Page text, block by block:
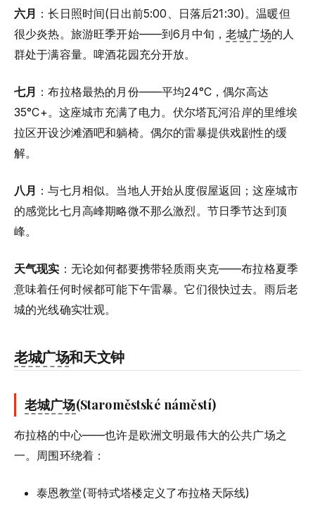
六月 ：长日照时间(日出前5:00、日落后21:30)。温暖但
很少炎热。旅游旺季开始——到6月中旬，老城广场的人
群处于满容量。啤酒花园充分开放。
七月 ：布拉格最热的月份——平均24°C，偶尔高达
35°C+。这座城市充满了电力。伏尔塔瓦河沿岸的里维埃
拉区开设沙滩酒吧和躺椅。偶尔的雷暴提供戏剧性的缓
解。
八月 ：与七月相似。当地人开始从度假屋返回；这座城市
的感觉比七月高峰期略微不那么激烈。节日季节达到顶
峰。
天气现实 ：无论如何都要携带轻质雨夹克——布拉格夏季
意味着任何时候都可能下午雷暴。它们很快过去。雨后老
城的光线确实壮观。
老城广场和天文钟
老城广场(Staroměstské náměstí)
布拉格的中心——也许是欧洲文明最伟大的公共广场之
一。周围环绕着：
泰恩教堂(哥特式塔楼定义了布拉格天际线)